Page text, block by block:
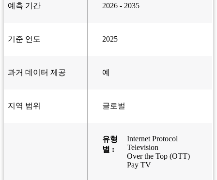
예측 기간 2026 - 2035
기준 연도 2025
과거 데이터 제공 예
지역 범위 글로벌
유형
별 :
Internet Protocol
Television
Over the Top (OTT)
Pay TV